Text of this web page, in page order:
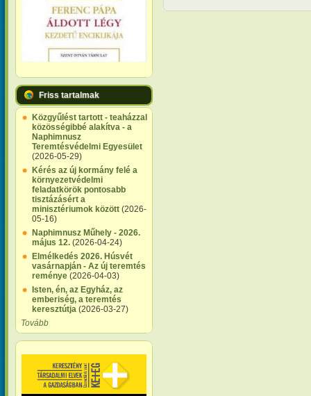
Friss tartalmak
Közgyűlést tartott - teaházzal
közösségibbé alakítva - a
Naphimnusz
Teremtésvédelmi Egyesület
(2026-05-29)
Kérés az új kormány felé a
környezetvédelmi
feladatkörök pontosabb
tisztázásért a
minisztériumok között (2026-
05-16)
Naphimnusz Műhely - 2026.
május 12. (2026-04-24)
Elmélkedés 2026. Húsvét
vasárnapján - Az új teremtés
reménye (2026-04-03)
Isten, én, az Egyház, az
emberiség, a teremtés
keresztútja (2026-03-27)
Tovább